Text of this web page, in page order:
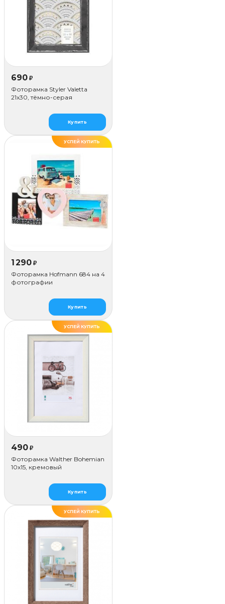
690 ₽
Фоторамка Styler Valetta
21x30, тёмно-серая
Купить
УСПЕЙ КУПИТЬ
1 290 ₽
Фоторамка Hofmann 684 на 4
фотографии
Купить
УСПЕЙ КУПИТЬ
490 ₽
Фоторамка Walther Bohemian
10x15, кремовый
Купить
УСПЕЙ КУПИТЬ